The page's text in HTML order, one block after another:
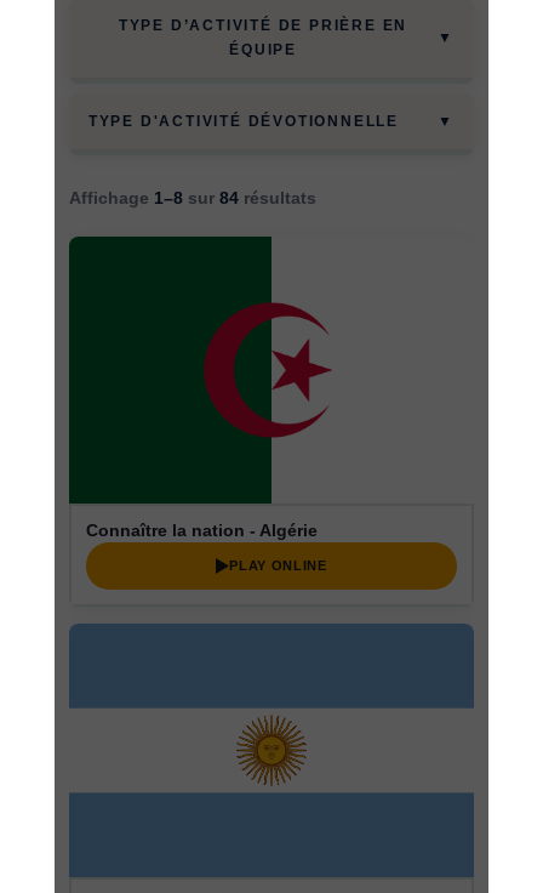
TYPE D’ACTIVITÉ DE PRIÈRE EN
ÉQUIPE
▼
TYPE D'ACTIVITÉ DÉVOTIONNELLE ▼
Affichage 1–8sur 84résultats
Connaître la nation - Algérie
PLAY ONLINE